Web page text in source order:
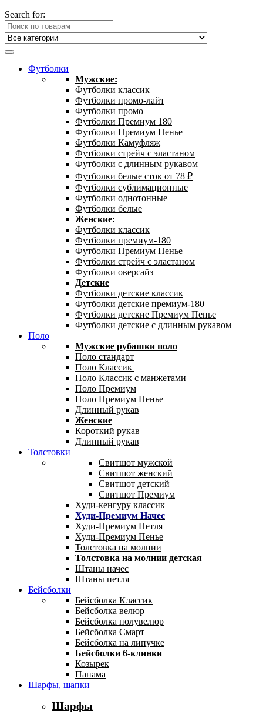
Search for:
Футболки
Мужские:
Футболки классик
Футболки промо-лайт
Футболки промо
Футболки Премиум 180
Футболки Премиум Пенье
Футболки Камуфляж
Футболки стрейч с эластаном
Футболки с длинным рукавом
Футболки белые сток от 78 ₽
Футболки сублимационные
Футболки однотонные
Футболки белые
Женские:
Футболки классик
Футболки премиум-180
Футболки Премиум Пенье
Футболки стрейч с эластаном
Футболки оверсайз
Детские
Футболки детские классик
Футболки детские премиум-180
Футболки детские Премиум Пенье
Футболки детские с длинным рукавом
Поло
Мужские рубашки поло
Поло стандарт
Поло Классик
Поло Классик с манжетами
Поло Премиум
Поло Премиум Пенье
Длинный рукав
Женские
Короткий рукав
Длинный рукав
Толстовки
Свитшот мужской
Свитшот женский
Свитшот детский
Свитшот Премиум
Худи-кенгуру классик
Худи-Премиум Начес
Худи-Премиум Петля
Худи-Премиум Пенье
Толстовка на молнии
Толстовка на молнии детская
Штаны начес
Штаны петля
Бейсболки
Бейсболка Классик
Бейсболка велюр
Бейсболка полувелюр
Бейсболка Смарт
Бейсболка на липучке
Бейсболки 6-клинки
Козырек
Панама
Шарфы, шапки
Шарфы